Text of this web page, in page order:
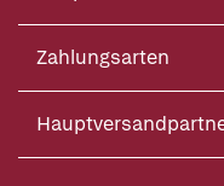
Zahlungsarten